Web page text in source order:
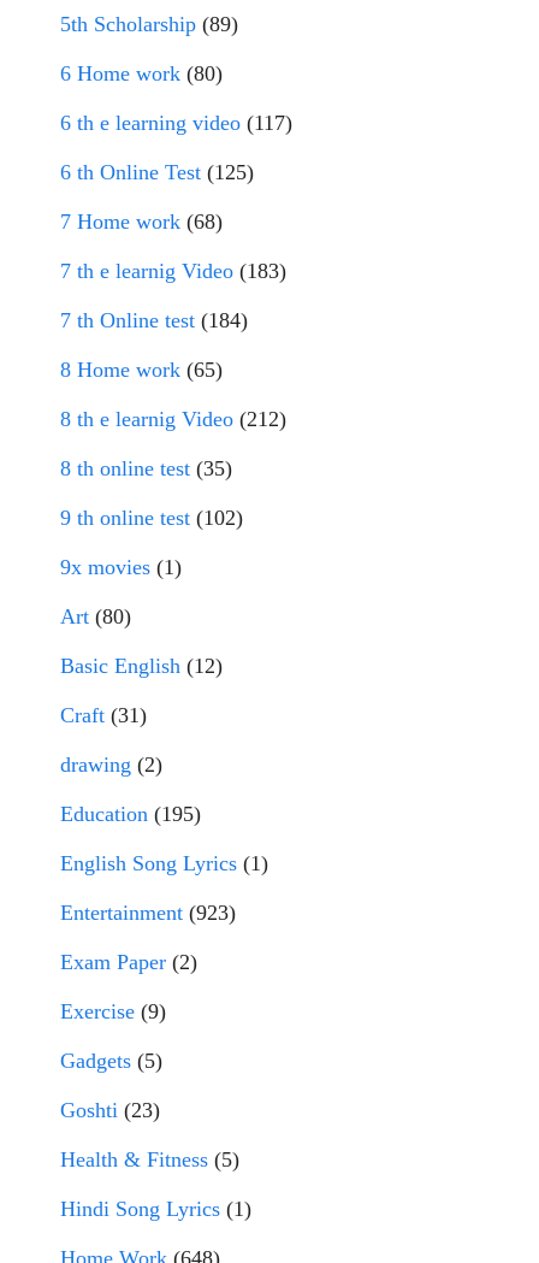
5th Scholarship (89)
6 Home work (80)
6 th e learning video (117)
6 th Online Test (125)
7 Home work (68)
7 th e learnig Video (183)
7 th Online test (184)
8 Home work (65)
8 th e learnig Video (212)
8 th online test (35)
9 th online test (102)
9x movies (1)
Art (80)
Basic English (12)
Craft (31)
drawing (2)
Education (195)
English Song Lyrics (1)
Entertainment (923)
Exam Paper (2)
Exercise (9)
Gadgets (5)
Goshti (23)
Health & Fitness (5)
Hindi Song Lyrics (1)